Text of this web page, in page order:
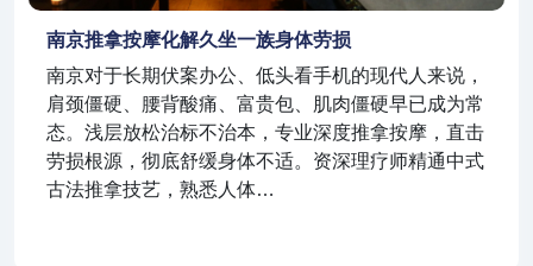
南京推拿按摩化解久坐一族身体劳损
南京对于长期伏案办公、低头看手机的现代人来说，
肩颈僵硬、腰背酸痛、富贵包、肌肉僵硬早已成为常
态。浅层放松治标不治本，专业深度推拿按摩，直击
劳损根源，彻底舒缓身体不适。资深理疗师精通中式
古法推拿技艺，熟悉人体…